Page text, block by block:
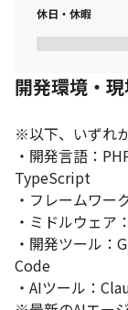
休日・休暇
開発環境・
※以下、いずれ
・開発言語：
TypeScript
・フレームワ
・ミドルウェア
・開発ツール
Code
・AIツール：